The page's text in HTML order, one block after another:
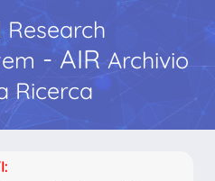
- AIR Archivio
Ricerca